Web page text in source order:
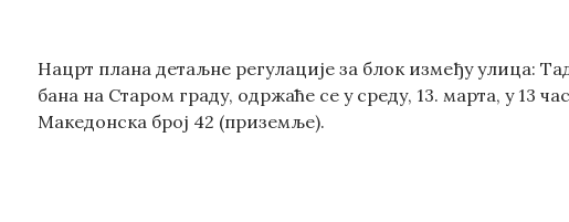
Нацрт плана детаљне регулације за блок између улица:
бана на Старом граду, одржаће се у среду, 13. марта, у 13
Македонска број 42 (приземље).